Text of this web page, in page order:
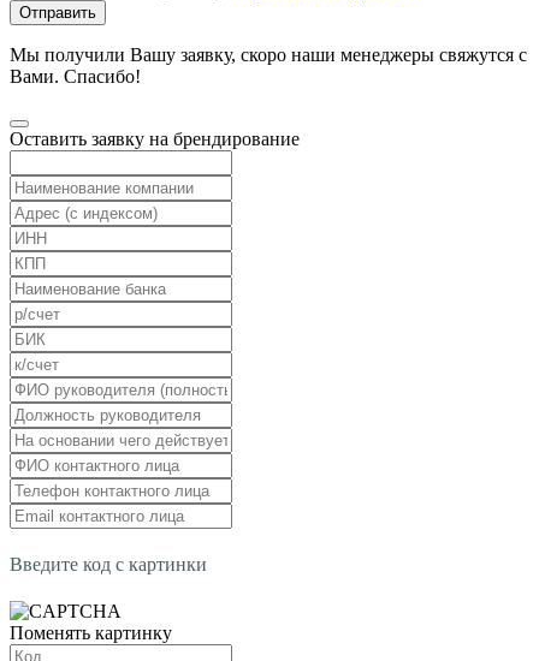
Отправить
Мы получили Вашу заявку, скоро наши менеджеры свяжутся с
Вами. Спасибо!
Оставить заявку на брендирование
Введите код с картинки
Поменять картинку